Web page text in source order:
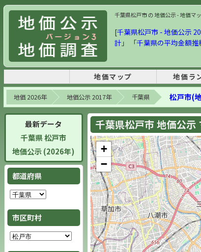
千葉県松戸市 の 地価公示 - 地価マ
[千葉県松戸市 - 地価公示
計」 「千葉県の平均金額推
地価マップ 地価ラ
地価 2026年 地価公示 2017年 千葉県 松戸市(
最新データ
千葉県 松戸市
地価公示 (2026年)
都道府県
市区町村
千葉県松戸市 地価公
+
−